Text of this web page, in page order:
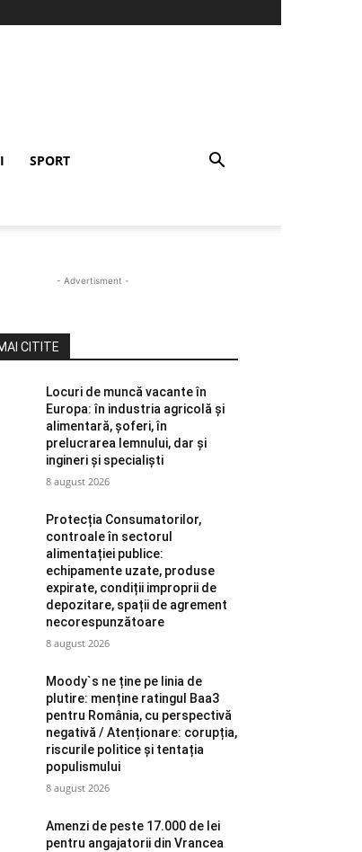
SPORT
- Advertisment -
CITITE
Locuri de muncă vacante în
Europa: în industria agricolă și
alimentară, șoferi, în
prelucrarea lemnului, dar și
ingineri și specialiști
8 august 2026
Protecția Consumatorilor,
controale în sectorul
alimentației publice:
echipamente uzate, produse
expirate, condiții improprii de
depozitare, spații de agrement
necorespunzătoare
8 august 2026
Moody`s ne ține pe linia de
plutire: menține ratingul Baa3
pentru România, cu perspectivă
negativă / Atenționare: corupția,
riscurile politice și tentația
populismului
8 august 2026
Amenzi de peste 17.000 de lei
pentru angajatorii din Vrancea